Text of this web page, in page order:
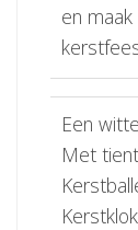
en
Een
Met